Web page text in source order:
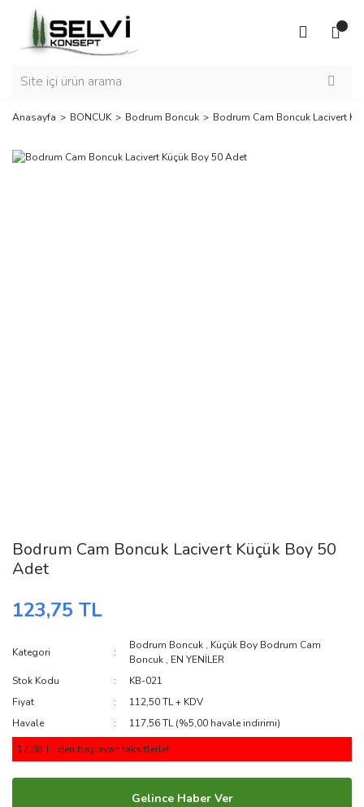
Anasayfa BONCUK Bodrum Boncuk Bodrum Cam Boncuk Lacivert
Bodrum Cam Boncuk Lacivert Küçük Boy 50
Adet
123,75 TL
Kategori
Bodrum Boncuk , Küçük Boy Bodrum Cam
Boncuk , EN YENİLER
Stok Kodu
KB-021
Fiyat
112,50 TL + KDV
Havale
117,56 TL (%5,00 havale indirimi)
12,88 TL den başlayan taksitlerle!
Gelince Haber Ver